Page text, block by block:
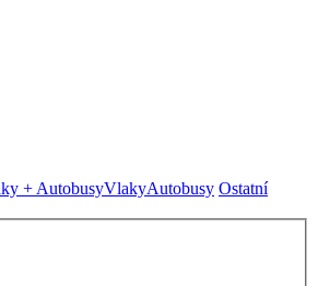
+ AutobusyVlakyAutobusy Ostatní